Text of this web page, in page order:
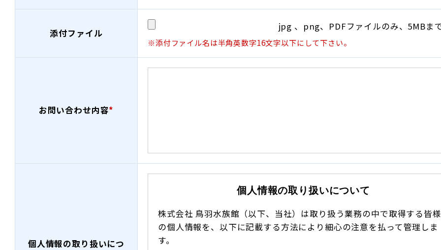
添付ファイル
jpg 、png、PDFファイルのみ、5MBま
※添付ファイル名は半角英数字16文字以下にして下さい。
お問い合わせ内容*
個人情報の取り扱いにつ
個人情報の取り扱いについて
株式会社 鳥羽水族館（以下、当社）は取り扱う業務の中で取得する皆様
の個人情報を、以下に記載する方法により細心の注意を払って管理しま
す。